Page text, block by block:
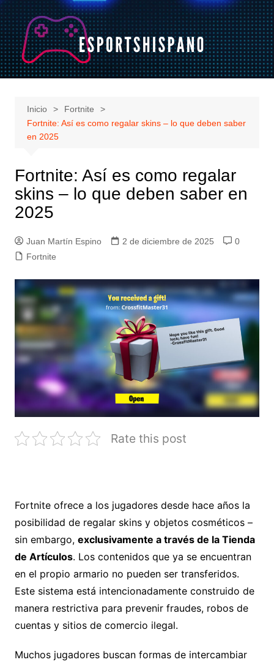
Saltar
al
contenido
Inicio
Fortnite
Fortnite: Así es como regalar skins – lo que deben saber
en 2025
Fortnite: Así es como regalar
skins – lo que deben saber en
2025
Juan Martín Espino 2 de diciembre de 2025
0
Fortnite
Rate this post
Fortnite ofrece a los jugadores desde hace años la
posibilidad de regalar skins y objetos cosméticos –
sin embargo, exclusivamente a través de la Tienda
de Artículos. Los contenidos que ya se encuentran
en el propio armario no pueden ser transferidos.
Este sistema está intencionadamente construido de
manera restrictiva para prevenir fraudes, robos de
cuentas y sitios de comercio ilegal.
Muchos jugadores buscan formas de intercambiar